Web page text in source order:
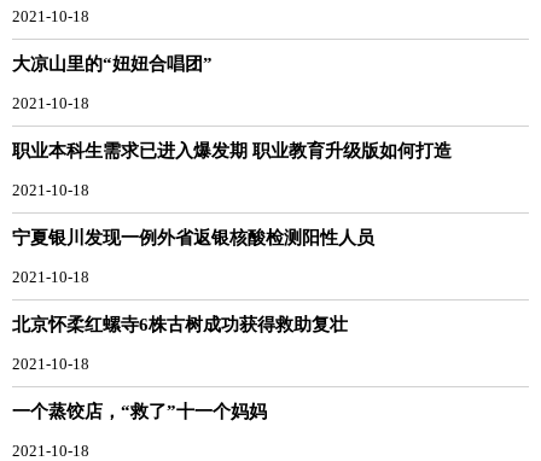
2021-10-18
大凉山里的“妞妞合唱团”
2021-10-18
职业本科生需求已进入爆发期 职业教育升级版如何打造
2021-10-18
宁夏银川发现一例外省返银核酸检测阳性人员
2021-10-18
北京怀柔红螺寺6株古树成功获得救助复壮
2021-10-18
一个蒸饺店，“救了”十一个妈妈
2021-10-18